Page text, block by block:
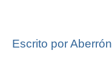
Escrito por Aberrón